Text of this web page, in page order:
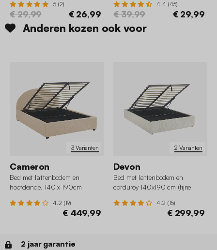
5 (2)
€ 29,99 € 26,99
4.4 (45)
€ 39,99 € 29,99
Anderen kozen ook voor
3 Varianten
Cameron
Bed met lattenbodem en
hoofdeinde, 140 x 190cm
4.2 (19)
€ 449,99
2 Varianten
Devon
Bed met lattenbodem en
corduroy 140x190 cm (fijne
4.2 (15)
€ 299,99
2 jaar garantie